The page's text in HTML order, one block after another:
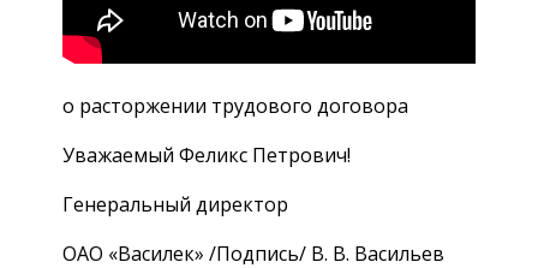
о расторжении трудового договора
Уважаемый Феликс Петрович!
Генеральный директор
ОАО «Василек» /Подпись/ В. В. Васильев